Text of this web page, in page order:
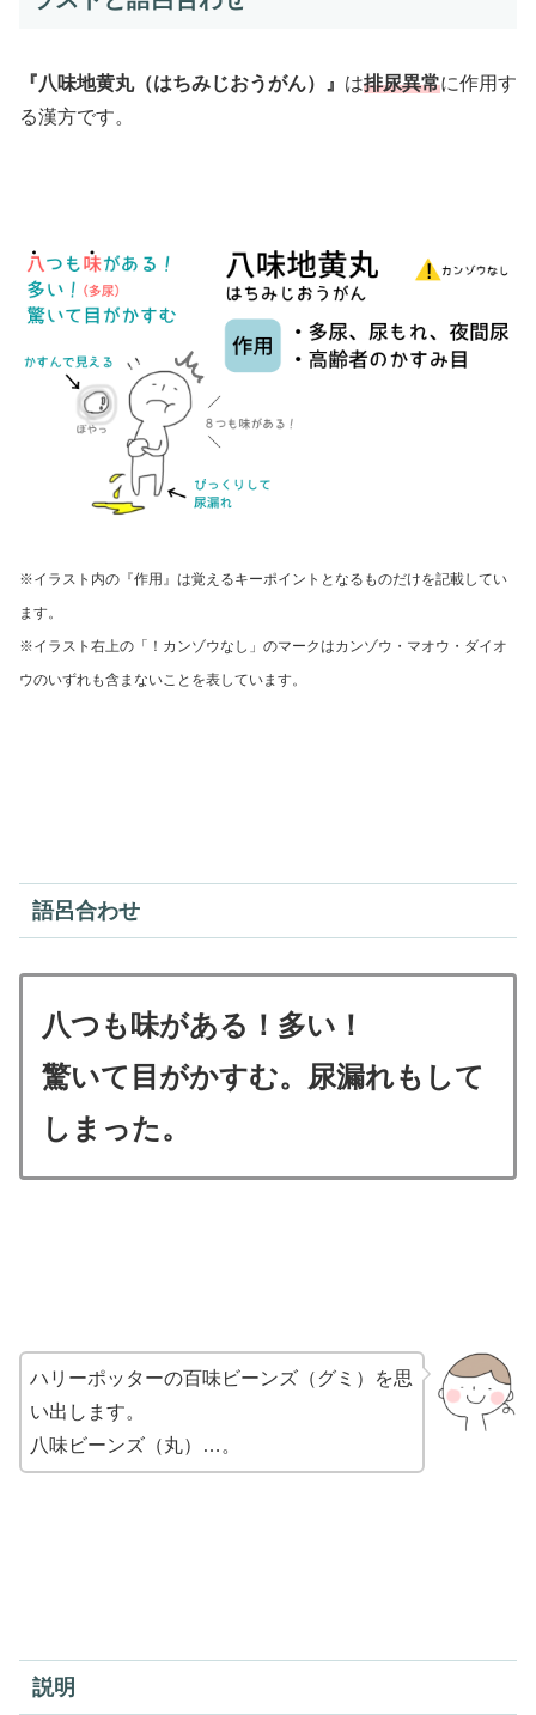
『八味地黄丸（はちみじおうがん）』 は排尿異常に作用す
る漢方です。
※イラスト内の『作用』は覚えるキーポイントとなるものだけを記載してい
ます。
※イラスト右上の「！カンゾウなし」のマークはカ ンゾウ・マオウ・ダイオ
ウのいずれも含まないことを表しています。
語呂合わせ
八つも味がある！多い！
驚いて目がかすむ。尿漏れもして
しまった。
ハリーポッターの百味ビーンズ（グミ）を思
い出します。
八味ビーンズ（丸）…。
説明